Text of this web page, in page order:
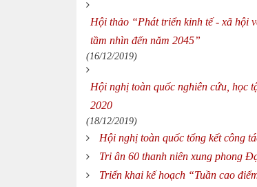
Hội thảo “Phát triển kinh tế - xã hội
tầm nhìn đến năm 2045”
(16/12/2019)
Hội nghị toàn quốc nghiên cứu, học
2020
(18/12/2019)
Hội nghị toàn quốc tổng kết công
Tri ân 60 thanh niên xung phong
Triển khai kế hoạch “Tuần cao